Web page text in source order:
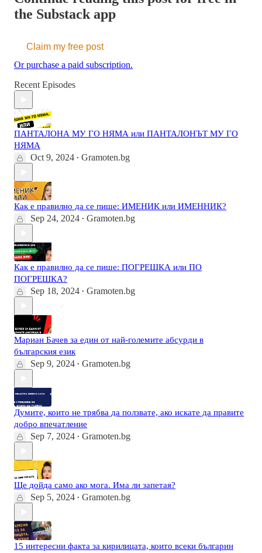
the Substack app
Claim my free post
Or purchase a paid subscription.
Recent Episodes
ПАНТАЛОНА МУ ГО НЯМА или ПАНТАЛОНЪТ МУ ГО
НЯМА
Oct 9, 2024 • Gramoten.bg
Как е правилно да се пише: ИМЕНИК или ИМЕННИК?
Sep 24, 2024 • Gramoten.bg
Как е правилно да се пише: ПОГРЕШКА или ПО
ПОГРЕШКА?
Sep 18, 2024 • Gramoten.bg
Мариан Бачев за един от най-големите абсурди в
българския език
Sep 9, 2024 • Gramoten.bg
Думите, които не трябва да ползвате, ако искате да правите
добро впечатление
Sep 7, 2024 • Gramoten.bg
Ще дойда само ако мога. Има ли запетая?
Sep 5, 2024 • Gramoten.bg
15 интересни факта за кирилицата, които всеки българин